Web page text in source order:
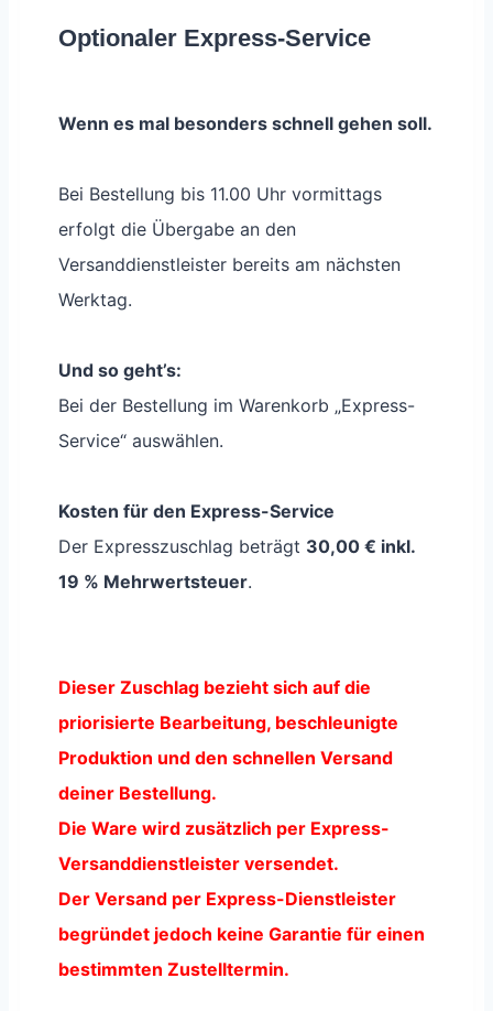
Optionaler Express-Service
Wenn es mal besonders schnell gehen soll.
Bei Bestellung bis 11.00 Uhr vormittags
erfolgt die Übergabe an den
Versanddienstleister bereits am nächsten
Werktag.
Und so geht’s:
Bei der Bestellung im Warenkorb „Express-
Service“ auswählen.
Kosten für den Express-Service
Der Expresszuschlag beträgt 30,00 € inkl.
19 % Mehrwertsteuer.
Dieser Zuschlag bezieht sich auf die
priorisierte Bearbeitung, beschleunigte
Produktion und den schnellen Versand
deiner Bestellung.
Die Ware wird zusätzlich per Express-
Versanddienstleister versendet.
Der Versand per Express-Dienstleister
begründet jedoch keine Garantie für einen
bestimmten Zustelltermin.